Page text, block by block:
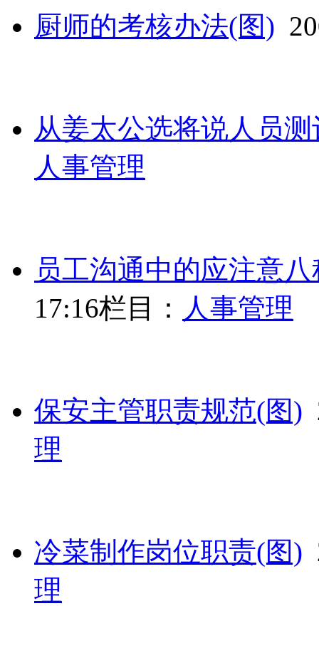
厨师的考核办法(图)
从姜太公选将说人员
人事管理
员工沟通中的应注意
17:16栏目： 人事管理
保安主管职责规范(图)
理
冷菜制作岗位职责(图)
理